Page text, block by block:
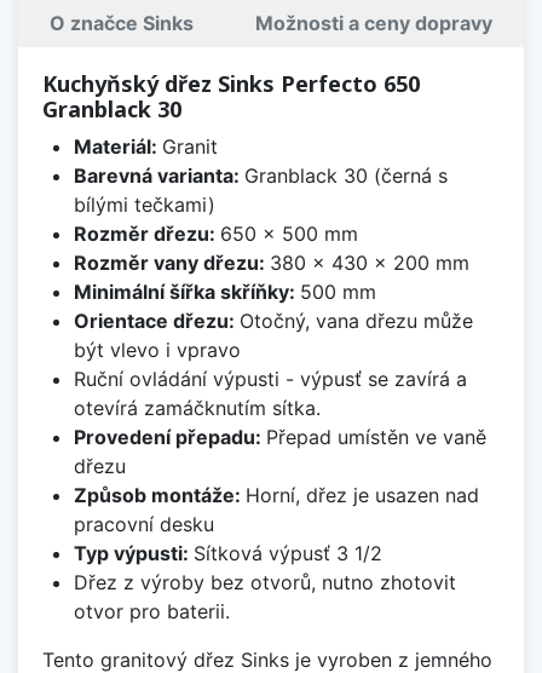
O značce Sinks Možnosti a ceny dopravy
Kuchyňský dřez Sinks Perfecto 650
Granblack 30
Materiál: Granit
Barevná varianta: Granblack 30 (černá s
bílými tečkami)
Rozměr dřezu: 650 x 500 mm
Rozměr vany dřezu: 380 x 430 x 200 mm
Minimální šířka skříňky: 500 mm
Orientace dřezu: Otočný, vana dřezu může
být vlevo i vpravo
Ruční ovládání výpusti - výpusť se zavírá a
otevírá zamáčknutím sítka.
Provedení přepadu: Přepad umístěn ve vaně
dřezu
Způsob montáže: Horní, dřez je usazen nad
pracovní desku
Typ výpusti: Sítková výpusť 3 1/2
Dřez z výroby bez otvorů, nutno zhotovit
otvor pro baterii.
Tento granitový dřez Sinks je vyroben z jemného